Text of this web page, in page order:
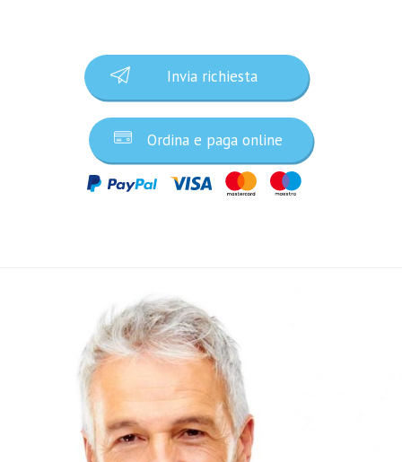
Invia richiesta
Ordina e paga online